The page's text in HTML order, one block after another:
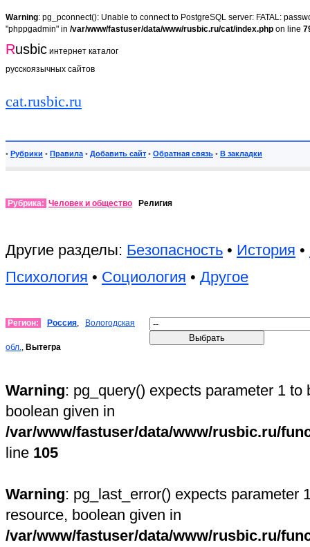
Warning: pg_pconnect(): Unable to connect to PostgreSQL server: FATAL:
"phppgadmin" in /var/www/fastuser/data/www/rusbic.ru/cat/index.php on line
Rusbic интернет каталог
русскоязычных сайтов
cat.rusbic.ru
• Рубрики • Правила • Добавить сайт • Обратная связь • В закладки
Рубрика: Человек и общество Религия
Другие разделы: Безопасность • История •
Психология • Социология • Другое
Регион: Россия, Вологодская
обл., Вытегра
Warning: pg_query() expects parameter 1 to
boolean given in
/var/www/fastuser/data/www/rusbic.ru/
line 105
Warning: pg_last_error() expects parameter
resource, boolean given in
/var/www/fastuser/data/www/rusbic.ru/